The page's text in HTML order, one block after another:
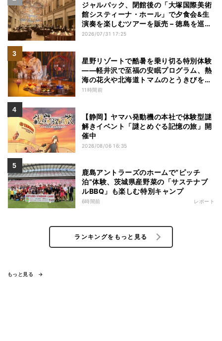
ジャルパック、閉館後の「大塚国際美術
館システィーナ・ホール」で夕食会&生
演奏を楽しむツアーを販売 – 徳島を巡る
5つのコース
2026/07/31 17:25
星野リゾートで酷暑を乗り切る特別体験
——軽井沢で至福の安眠プログラム、熱
海の花火や北海道トマムのとうきびを主
役にしたアフタヌーンティー
11時間前
【静岡】ヤマハ発動機の本社で体験型謎
解きイベント「謎とめぐる記憶の旅」開
催中
2026/08/06 16:35
鹿島アントラーズのホームで“ピッチ
泊”体験、茨城県産野菜の「サステナブ
ルBBQ」も楽しむ特別キャンプ
6時間前 レポート
ランキングをもっと見る
もっと見る